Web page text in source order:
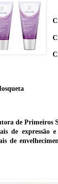
de Primeiros
de expressão
de